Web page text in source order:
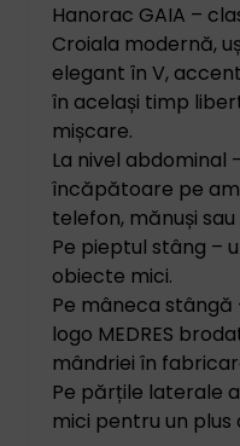
Hanorac GAIA –
Croiala modernă,
elegant în V,
în același timp
mișcare.
La nivel abdominal
încăpătoare pe
telefon, mănuși
Pe pieptul stâng –
obiecte mici.
Pe mâneca stângă
logo MEDRES
mândriei în
Pe părțile laterale
mici pentru un